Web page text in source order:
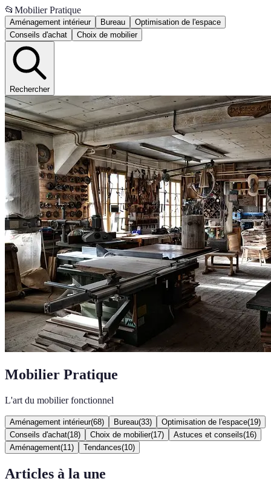
📂 Mobilier Pratique
Aménagement intérieur Bureau
Optimisation de l'espace
Conseils d'achat
Choix de mobilier
Rechercher
Mobilier Pratique
L'art du mobilier fonctionnel
Aménagement intérieur(68) Bureau(33) Optimisation de l'espace(19)
Conseils d'achat(18) Choix de mobilier(17) Astuces et conseils(16)
Aménagement(11 ) Tendances(10)
Articles à la une